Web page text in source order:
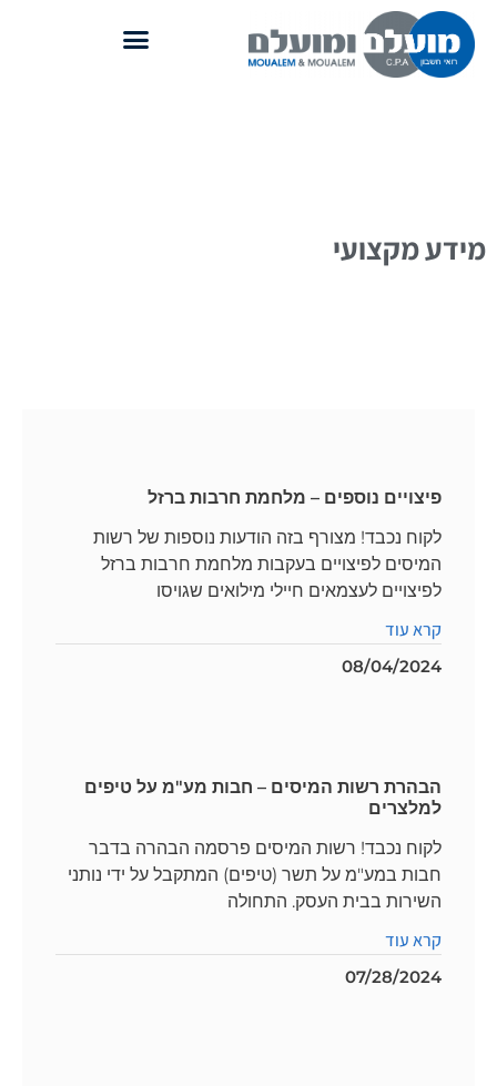
מידע מקצועי
פיצויים נוספים – מלחמת חרבות ברזל
לקוח נכבד! מצורף בזה הודעות נוספות של רשות
המיסים לפיצויים בעקבות מלחמת חרבות ברזל
לפיצויים לעצמאים חיילי מילואים שגויסו
קרא עוד
08/04/2024
הבהרת רשות המיסים – חבות מע"מ על טיפים
למלצרים
לקוח נכבד! רשות המיסים פרסמה הבהרה בדבר
חבות במע"מ על תשר (טיפים) המתקבל על ידי נותני
השירות בבית העסק. התחולה
קרא עוד
07/28/2024